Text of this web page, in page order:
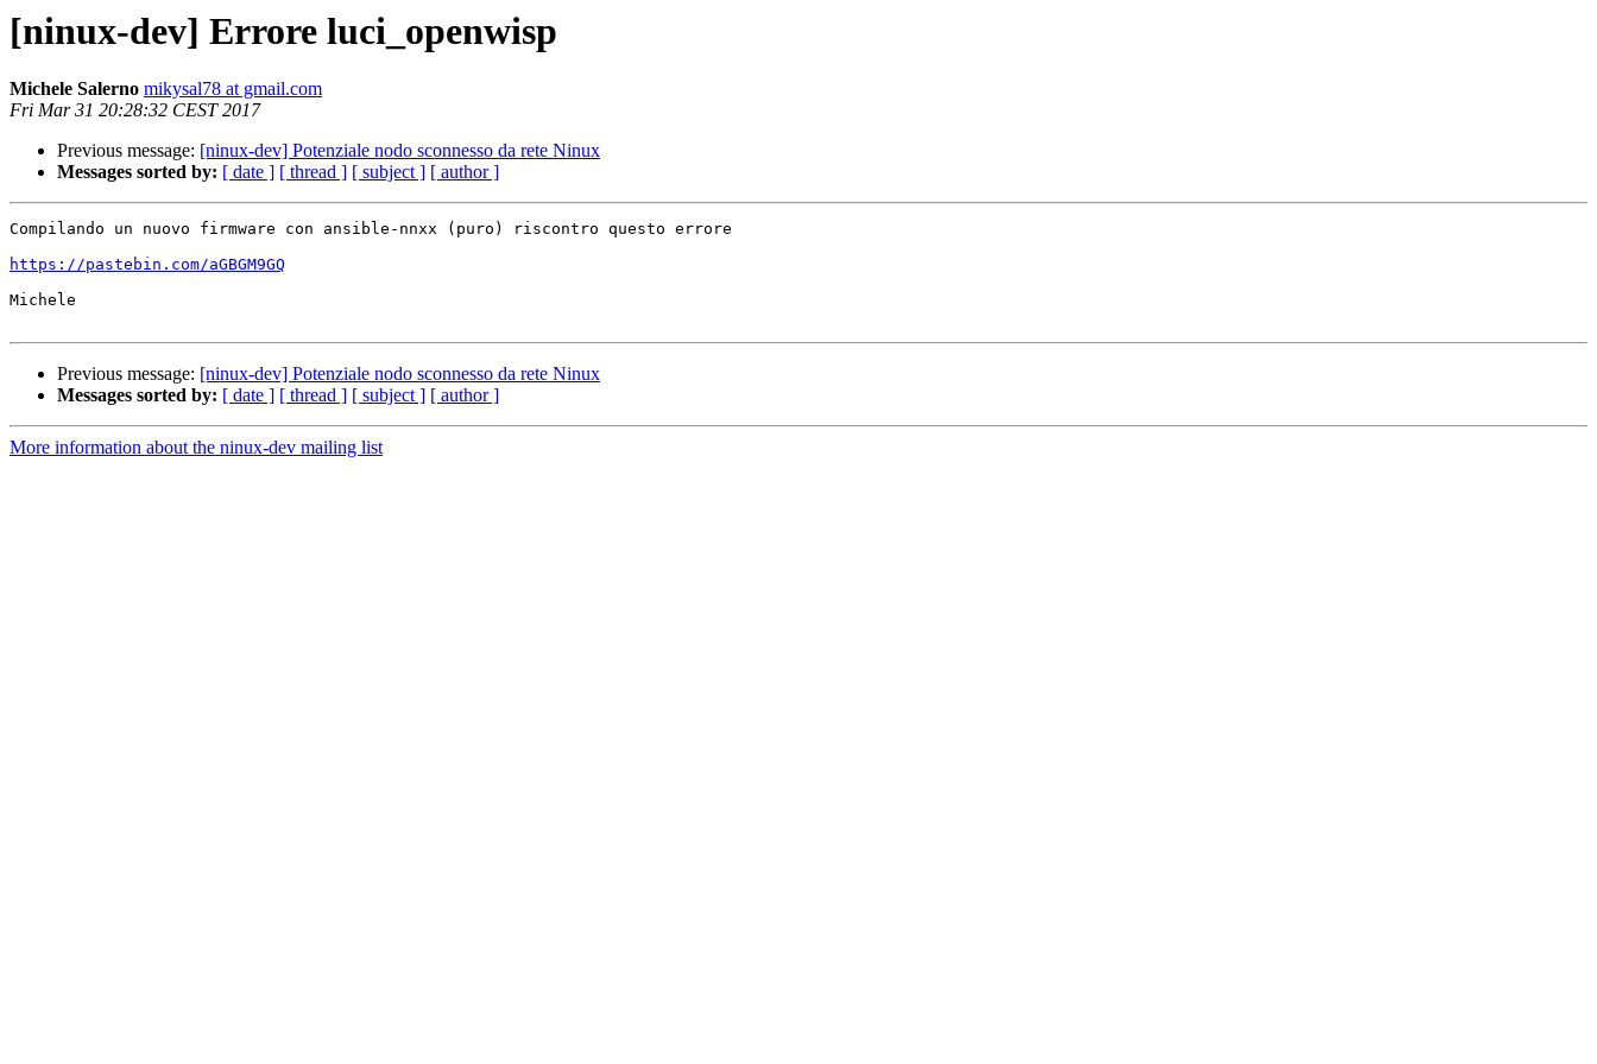
[ninux-dev] Errore luci_openwisp
Michele Salerno mikysal78 at gmail.com
Fri Mar 31 20:28:32 CEST 2017
Previous message: [ninux-dev] Potenziale nodo sconnesso da rete Ninux
Messages sorted by: [ date ] [ thread ] [ subject ] [ author ]
Compilando un nuovo firmware con ansible-nnxx (puro) riscontro questo errore
https://pastebin.com/aGBGM9GQ
Michele
Previous message: [ninux-dev] Potenziale nodo sconnesso da rete Ninux
Messages sorted by: [ date ] [ thread ] [ subject ] [ author ]
More information about the ninux-dev mailing list